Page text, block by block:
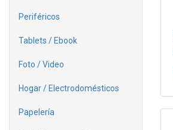
Periféricos
Tablets / Ebook
Foto / Video
Hogar / Electrodomésticos
Papelería